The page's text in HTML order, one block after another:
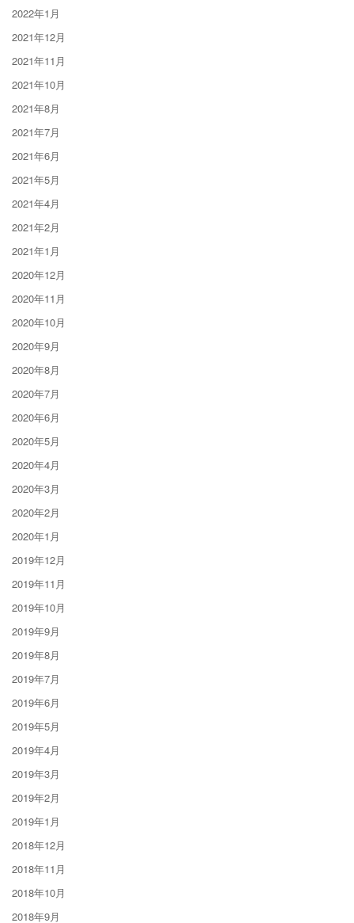
2022年1月
2021年12月
2021年11月
2021年10月
2021年8月
2021年7月
2021年6月
2021年5月
2021年4月
2021年2月
2021年1月
2020年12月
2020年11月
2020年10月
2020年9月
2020年8月
2020年7月
2020年6月
2020年5月
2020年4月
2020年3月
2020年2月
2020年1月
2019年12月
2019年11月
2019年10月
2019年9月
2019年8月
2019年7月
2019年6月
2019年5月
2019年4月
2019年3月
2019年2月
2019年1月
2018年12月
2018年11月
2018年10月
2018年9月